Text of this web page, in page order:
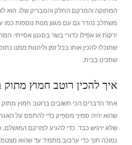
המתוקה והמרקם החלק והמבריק שלו. הוא
משתלב נהדר גם עם מגוון מנות נוספות
ירקות או אפילו כדורי בשר בסגנון אסייתי.
שתוכלו להכין אותו בכל זמן וליהנות ממנו
שתכינו בבית.
איך להכין רוטב חמוץ
אחד הדברים הכי חשובים ברוטב חמוץ
שהוא יהיה סמיך מספיק כדי להתפס על
שלא ירגיש כבד. כדי להגיע למרקם
נמוכה תוך כדי ערבוב מתמיד עד שהוא